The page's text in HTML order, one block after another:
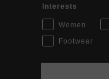
Interests
Women
Footwear